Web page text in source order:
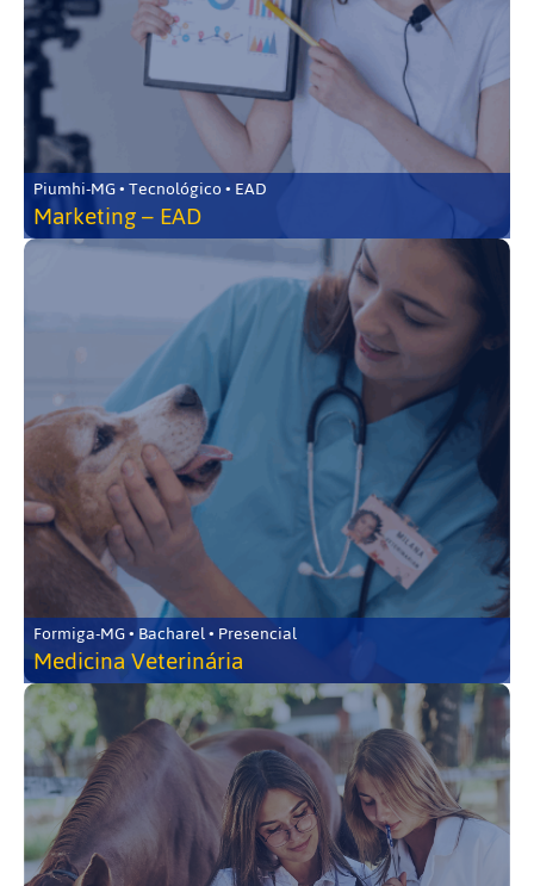
Piumhi-MG • Tecnológico • EAD
Marketing – EAD
Formiga-MG • Bacharel • Presencial
Medicina Veterinária